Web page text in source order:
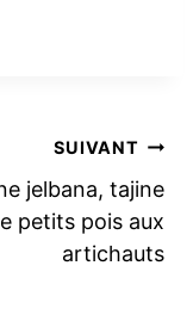
SUIVANT
jelbana, tajine
petits pois aux
artichauts